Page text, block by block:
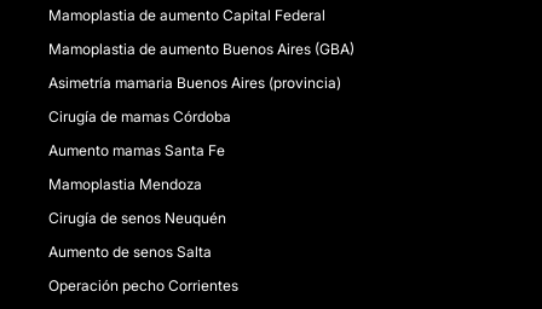
Mamoplastia de aumento Capital Federal
Mamoplastia de aumento Buenos Aires (GBA)
Asimetría mamaria Buenos Aires (provincia)
Cirugía de mamas Córdoba
Aumento mamas Santa Fe
Mamoplastia Mendoza
Cirugía de senos Neuquén
Aumento de senos Salta
Operación pecho Corrientes